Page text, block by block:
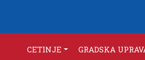
CETINJE GRADSKA